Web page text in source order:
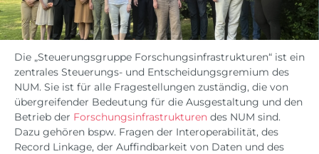
Die „Steuerungsgruppe Forschungsinfrastrukturen“ ist ein
zentrales Steuerungs- und Entscheidungsgremium des
NUM. Sie ist für alle Fragestellungen zuständig, die von
übergreifender Bedeutung für die Ausgestaltung und den
Betrieb der Forschungsinfrastrukturen des NUM sind.
Dazu gehören bspw. Fragen der Interoperabilität, des
Record Linkage, der Auffindbarkeit von Daten und des